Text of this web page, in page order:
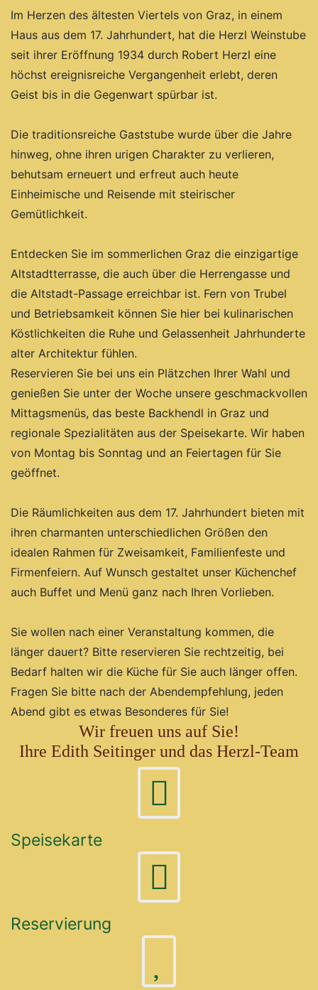
Im Herzen des ältesten Viertels von Graz, in einem
Haus aus dem 17. Jahrhundert, hat die Herzl Weinstube
seit ihrer Eröffnung 1934 durch Robert Herzl eine
höchst ereignisreiche Vergangenheit erlebt, deren
Geist bis in die Gegenwart spürbar ist.
Die traditionsreiche Gaststube wurde über die Jahre
hinweg, ohne ihren urigen Charakter zu verlieren,
behutsam erneuert und erfreut auch heute
Einheimische und Reisende mit steirischer
Gemütlichkeit.
Entdecken Sie im sommerlichen Graz die einzigartige
Altstadtterrasse, die auch über die Herrengasse und
die Altstadt-Passage erreichbar ist. Fern von Trubel
und Betriebsamkeit können Sie hier bei kulinarischen
Köstlichkeiten die Ruhe und Gelassenheit Jahrhunderte
alter Architektur fühlen.
Reservieren Sie bei uns ein Plätzchen Ihrer Wahl und
genießen Sie unter der Woche unsere geschmackvollen
Mittagsmenüs, das beste Backhendl in Graz und
regionale Spezialitäten aus der Speisekarte. Wir haben
von Montag bis Sonntag und an Feiertagen für Sie
geöffnet.
Die Räumlichkeiten aus dem 17. Jahrhundert bieten mit
ihren charmanten unterschiedlichen Größen den
idealen Rahmen für Zweisamkeit, Familienfeste und
Firmenfeiern. Auf Wunsch gestaltet unser Küchenchef
auch Buffet und Menü ganz nach Ihren Vorlieben.
Sie wollen nach einer Veranstaltung kommen, die
länger dauert? Bitte reservieren Sie rechtzeitig, bei
Bedarf halten wir die Küche für Sie auch länger offen.
Fragen Sie bitte nach der Abendempfehlung, jeden
Abend gibt es etwas Besonderes für Sie!
Wir freuen uns auf Sie!
Ihre Edith Seitinger und das Herzl-Team
Speisekarte
Reservierung